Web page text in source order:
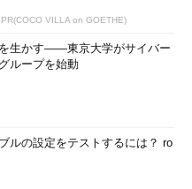
PR(COCO VILLA on GOETHE)
生かす――東京大学がサイバー
ループを始動
ルの設定をテストするには？ ro